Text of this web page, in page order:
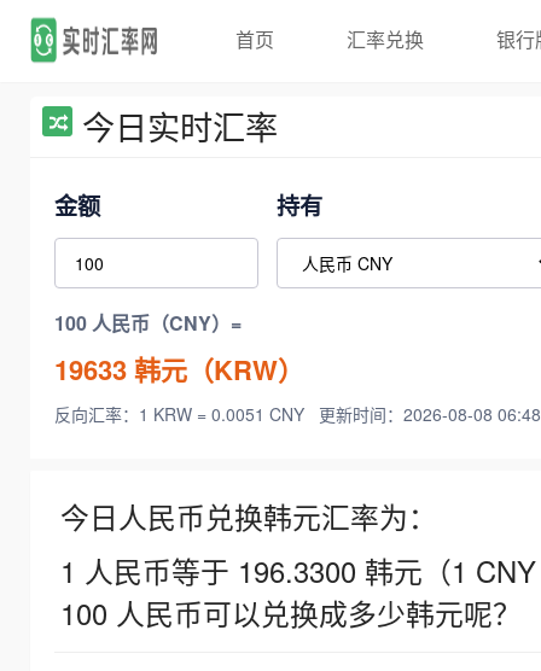
首页 汇率兑换 银行
今日实时汇率
金额 持有
100 人民币（CNY）=
19633韩元（KRW）
反向汇率：1 KRW = 0.0051 CNY 更新时间：2026-08-08
今日人民币兑换韩元汇率为：
1 人民币等于 196.3300 韩元（1
100 人民币可以兑换成多少韩元呢？